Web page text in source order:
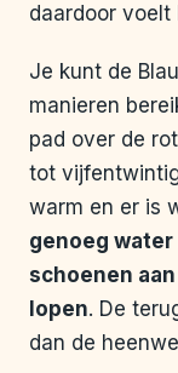
daardoor voelt
Je kunt de
manieren
pad over de
tot
warm en er is
genoeg
schoenen
lopen. De
dan de